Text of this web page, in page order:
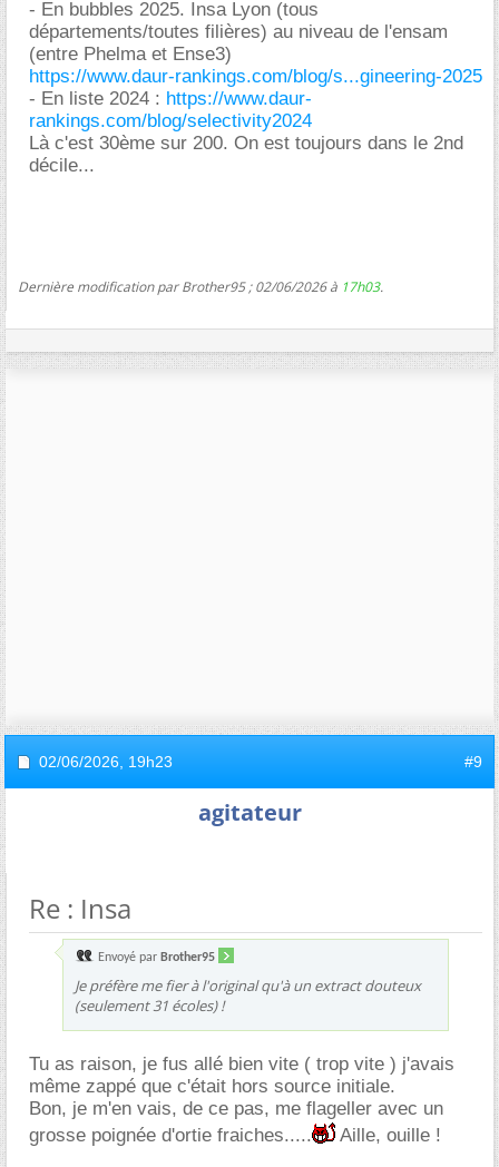
- En bubbles 2025. Insa Lyon (tous
départements/toutes filières) au niveau de l'ensam
(entre Phelma et Ense3)
https://www.daur-rankings.com/blog/s...gineering-2025
- En liste 2024 : https://www.daur-
rankings.com/blog/selectivity2024
Là c'est 30ème sur 200. On est toujours dans le 2nd
décile...
Dernière modification par Brother95 ; 02/06/2026 à 17h03.
02/06/2026, 19h23 #9
agitateur
Re : Insa
Envoyé par Brother95
Je préfère me fier à l'original qu'à un extract douteux
(seulement 31 écoles) !
Tu as raison, je fus allé bien vite ( trop vite ) j'avais
même zappé que c'était hors source initiale.
Bon, je m'en vais, de ce pas, me flageller avec un
grosse poignée d'ortie fraiches.....
Aille, ouille !